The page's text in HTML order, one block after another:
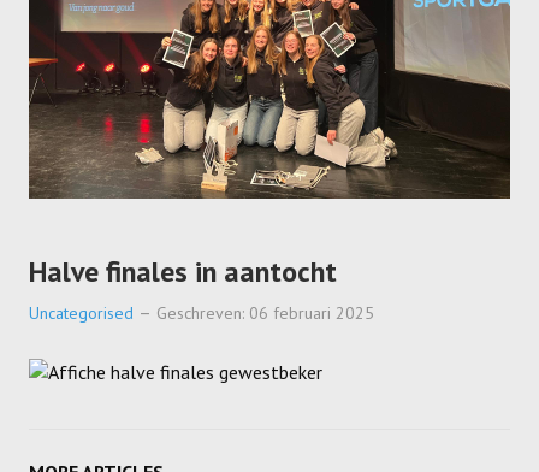
Halve finales in aantocht
Uncategorised Geschreven: 06 februari 2025